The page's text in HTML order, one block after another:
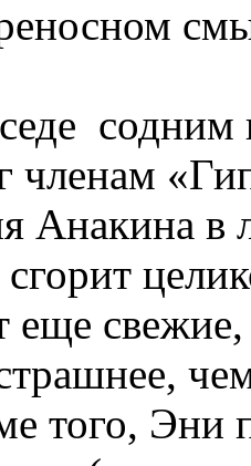
содним
членам
Анакина в
свежие,
чем
того, Эни